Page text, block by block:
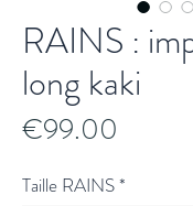
RAINS :
long kaki
€99.00
Taille RAINS*